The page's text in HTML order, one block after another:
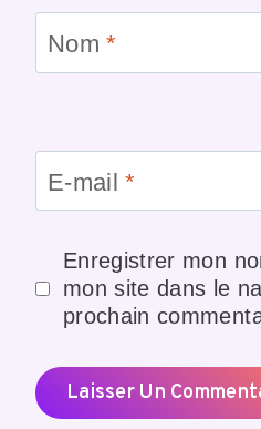
Nom*
E-mail*
Enregistrer mon
mon site dans le
prochain